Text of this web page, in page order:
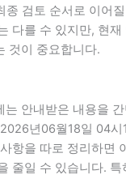
종 검토 순서로 이어
다를 수 있지만, 현
것이 중요합니다.
는 안내받은 내용을
년06월18일 04시
항을 따로 정리하면
줄일 수 있습니다. 특